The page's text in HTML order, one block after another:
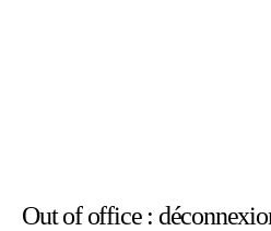
Out of office :